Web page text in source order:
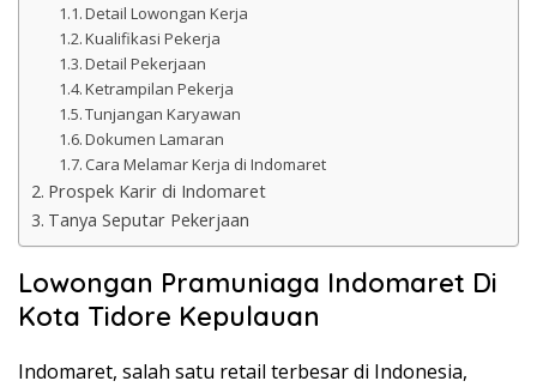
Detail Lowongan Kerja
Kualifikasi Pekerja
Detail Pekerjaan
Ketrampilan Pekerja
Tunjangan Karyawan
Dokumen Lamaran
Cara Melamar Kerja di Indomaret
Prospek Karir di Indomaret
Tanya Seputar Pekerjaan
Lowongan Pramuniaga Indomaret Di
Kota Tidore Kepulauan
Indomaret, salah satu retail terbesar di Indonesia,